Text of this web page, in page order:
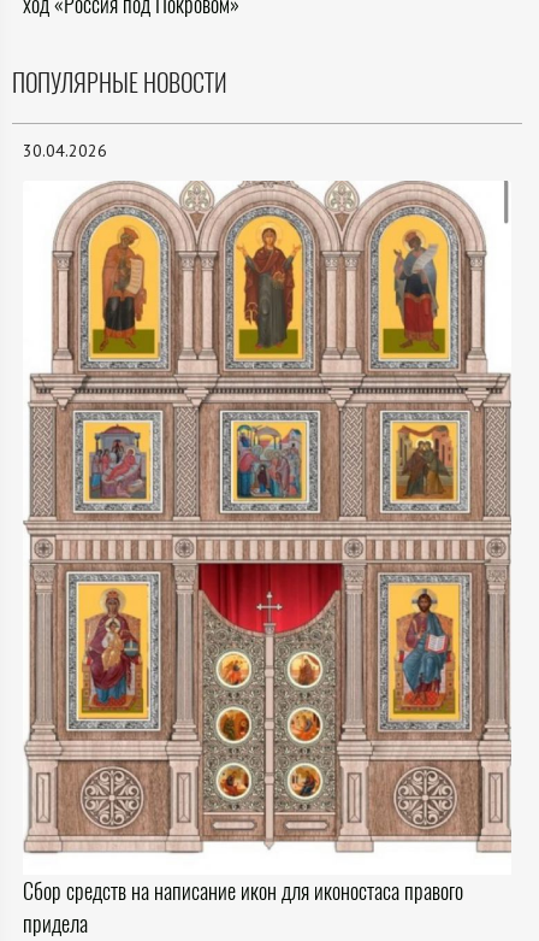
ПОПУЛЯРНЫЕ НОВОСТИ
30.04.2026
Сбор средств на написание икон для иконостаса правого
придела